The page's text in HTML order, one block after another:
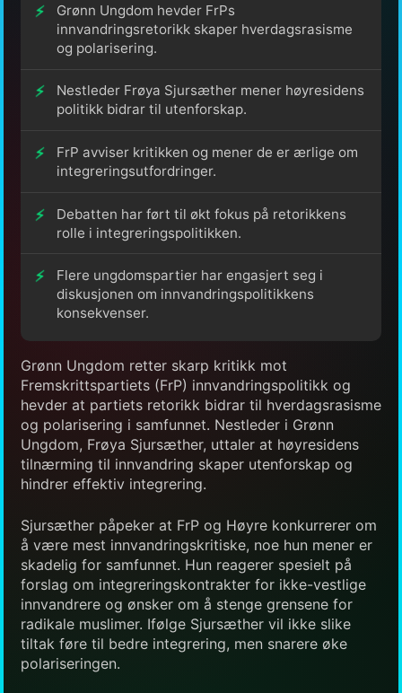
Grønn Ungdom hevder FrPs
innvandringsretorikk skaper hverdagsrasisme
og polarisering.
Nestleder Frøya Sjursæther mener høyresidens
politikk bidrar til utenforskap.
FrP avviser kritikken og mener de er ærlige om
integreringsutfordringer.
Debatten har ført til økt fokus på retorikkens
rolle i integreringspolitikken.
Flere ungdomspartier har engasjert seg i
diskusjonen om innvandringspolitikkens
konsekvenser.
Grønn Ungdom retter skarp kritikk mot
Fremskrittspartiets (FrP) innvandringspolitikk og
hevder at partiets retorikk bidrar til hverdagsrasisme
og polarisering i samfunnet. Nestleder i Grønn
Ungdom, Frøya Sjursæther, uttaler at høyresidens
tilnærming til innvandring skaper utenforskap og
hindrer effektiv integrering.
Sjursæther påpeker at FrP og Høyre konkurrerer om
å være mest innvandringskritiske, noe hun mener er
skadelig for samfunnet. Hun reagerer spesielt på
forslag om integreringskontrakter for ikke-vestlige
innvandrere og ønsker om å stenge grensene for
radikale muslimer. Ifølge Sjursæther vil ikke slike
tiltak føre til bedre integrering, men snarere øke
polariseringen.